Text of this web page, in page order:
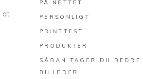
at
PÅ NETTET
PERSONLIGT
PRINTTEST
PRODUKTER
SÅDAN TAGER DU BEDRE
BILLEDER